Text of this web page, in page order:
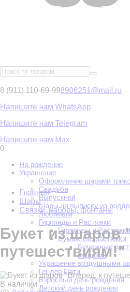
8 (911) 110-69-998906251@mail.ru
Напишите нам WhatsApp
Напишите нам Telegram
Напишите нам Max
0
На рождение
Украшение
Оформление шарами
Свадьба
Выпускной
Шары на выписку из
Любимым
Гирлянды и Растяжки
Гирлянды и
Бумажные растяжки
Бумажные
роддома
Украшение воздушными
Гендер Пати
Взрослый день рождения
Детский день рождения
Главная
Шары
Связки, наборы, фонтаны
Букет из шаров
путешествиям!"
В наличии